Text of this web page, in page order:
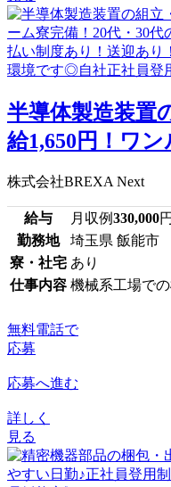
半導体製造装置
給1,650円！ワ
株式会社BREXA Next
給与 月収例330,000円
勤務地
埼玉県 飯能市
寮・社宅 あり
仕事内容 機械系工場で
無料電話で
応募
応募へ進む
詳しく
見る